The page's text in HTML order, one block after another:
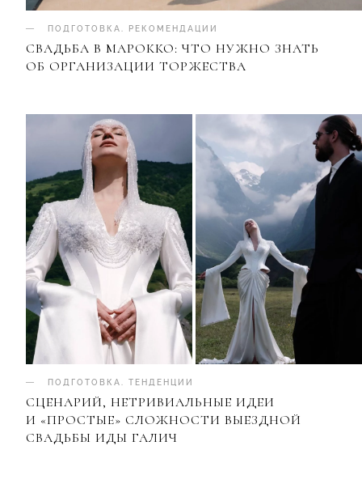
ПОДГОТОВКА РЕКОМЕНДАЦИИ
СВАДЬБА В МАРОККО: ЧТО НУЖНО ЗНАТЬ
ОБ ОРГАНИЗАЦИИ ТОРЖЕСТВА
ПОДГОТОВКА ТЕНДЕНЦИИ
СЦЕНАРИЙ, НЕТРИВИАЛЬНЫЕ ИДЕИ
И «ПРОСТЫЕ» СЛОЖНОСТИ ВЫЕЗДНОЙ
СВАДЬБЫ ИДЫ ГАЛИЧ